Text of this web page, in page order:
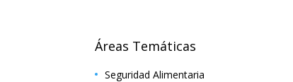
Áreas Temáticas
Seguridad Alimentaria